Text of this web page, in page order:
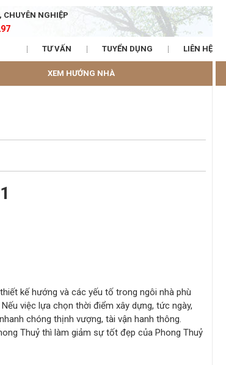
CHUYÊN NGHIỆP
TƯ VẤN TUYỂN DỤNG LIÊN HỆ
XEM HƯỚNG NHÀ
kế hướng và các yếu tố trong ngôi nhà phù
việc lựa chọn thời điểm xây dựng, tức ngày,
chóng thịnh vượng, tài vận hanh thông.
Thuỷ thì làm giảm sự tốt đẹp của Phong Thuỷ